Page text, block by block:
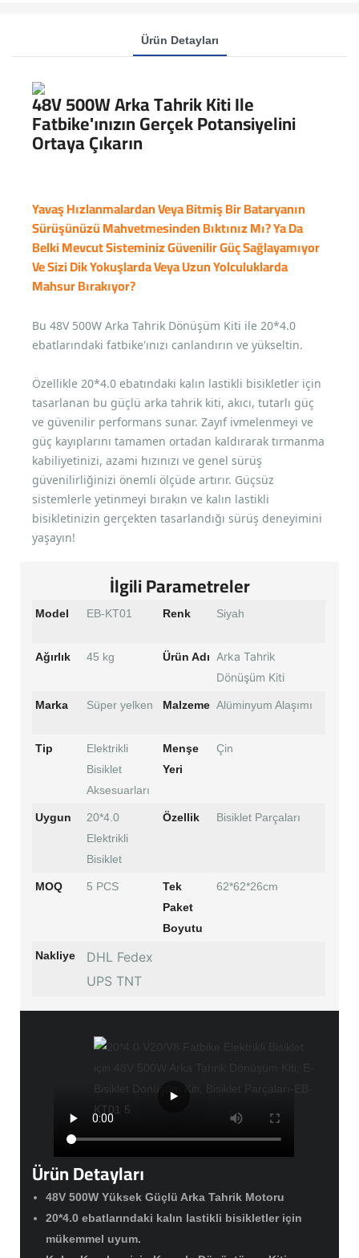
Ürün Detayları
48V 500W Arka Tahrik Kiti Ile
Fatbike'ınızın Gerçek Potansiyelini
Ortaya Çıkarın
Yavaş Hızlanmalardan Veya Bitmiş Bir Bataryanın
Sürüşünüzü Mahvetmesinden Bıktınız Mı? Ya Da
Belki Mevcut Sisteminiz Güvenilir Güç Sağlayamıyor
Ve Sizi Dik Yokuşlarda Veya Uzun Yolculuklarda
Mahsur Bırakıyor?
Bu 48V 500W Arka Tahrik Dönüşüm Kiti ile 20*4.0
ebatlarındaki fatbike'ınızı canlandırın ve yükseltin.
Özellikle 20*4.0 ebatındaki kalın lastikli bisikletler için
tasarlanan bu güçlü arka tahrik kiti, akıcı, tutarlı güç
ve güvenilir performans sunar. Zayıf ivmelenmeyi ve
güç kayıplarını tamamen ortadan kaldırarak tırmanma
kabiliyetinizi, azami hızınızı ve genel sürüş
güvenilirliğinizi önemli ölçüde artırır. Güçsüz
sistemlerle yetinmeyi bırakın ve kalın lastikli
bisikletinizin gerçekten tasarlandığı sürüş deneyimini
yaşayın!
İlgili Parametreler
Model EB-KT01 Renk Siyah
Ağırlık 45 kg Ürün Adı
Arka Tahrik
Dönüşüm Kiti
Marka Süper yelken Malzeme Alüminyum Alaşımı
Tip
Elektrikli
Bisiklet
Aksesuarları
Menşe
Yeri
Çin
Uygun
20*4.0
Elektrikli
Bisiklet
Özellik Bisiklet Parçaları
MOQ 5 PCS
Tek
Paket
Boyutu
62*62*26cm
Nakliye
DHL Fedex
UPS TNT
Ürün Detayları
48V 500W Yüksek Güçlü Arka Tahrik Motoru
20*4.0 ebatlarındaki kalın lastikli bisikletler için
mükemmel uyum.